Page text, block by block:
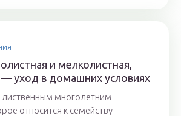
и мелколистная,
уход в домашних условиях
лиственным многолетним
относится к семейству